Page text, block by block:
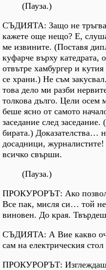
(Пауза.)
СЪДИЯТА: Защо не
кажете още нещо? E,
ме извините. (Поставя
куфарче върху катедрата,
отвътре хамбургер и
се храни.) Не съм
това дело ми разби
толкова дълго. Цели осем
беше ясно от самото
заседание след
бирата.) Доказателства…
досадници,
всичко свърши.
(Пауза.)
ПРОКУРОРЪТ: Ако
Все пак, мисля си… той не
виновен. До края.
СЪДИЯТА: А Вие какво
сам на електрическия стол
ПРОКУРОРЪТ: